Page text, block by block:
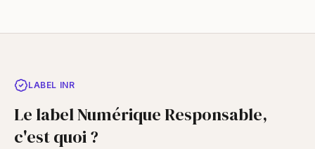
LABEL INR
Le label Numérique Responsable,
c'est quoi ?